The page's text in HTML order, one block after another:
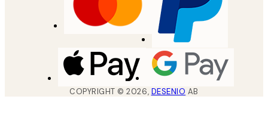
COPYRIGHT ©2026, DESENIO AB